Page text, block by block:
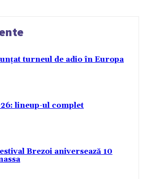
turneul de adio în Europa
lineup-ul complet
Brezoi aniversează 10